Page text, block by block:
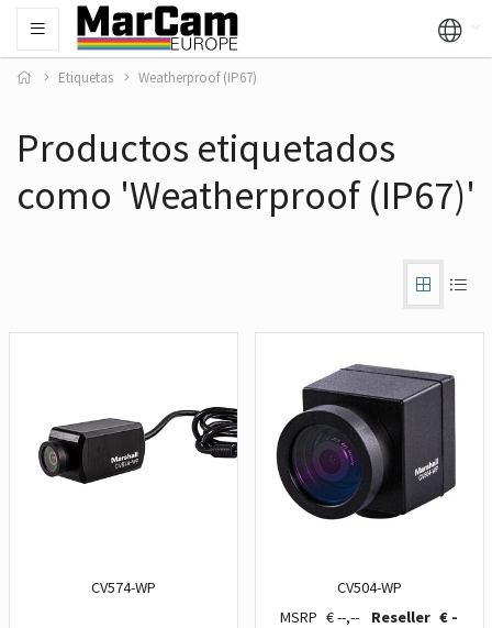
Etiquetas Weatherproof (IP67)
Productos etiquetados
como 'Weatherproof (IP67)'
CV574-WP
CV504-WP
€ --,--
€ -